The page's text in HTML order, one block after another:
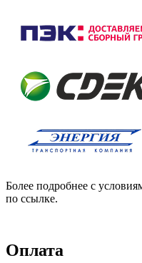
Более подробнее с
по ссылке.
Оплата